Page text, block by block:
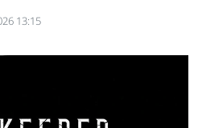
13:15